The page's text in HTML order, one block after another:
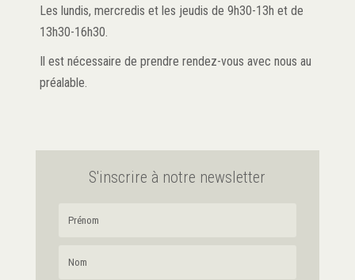
Les lundis, mercredis et les jeudis de 9h30-13h et de
13h30-16h30.
Il est nécessaire de prendre rendez-vous avec nous au
préalable.
S'inscrire à notre newsletter